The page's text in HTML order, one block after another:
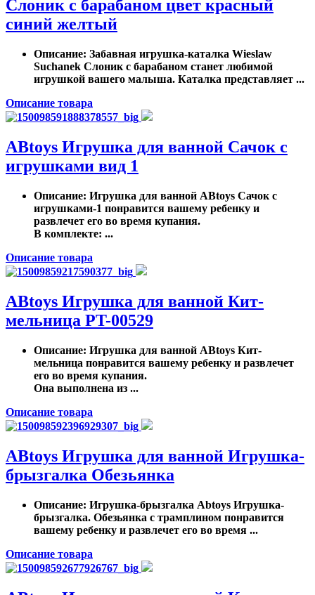
Слоник с барабаном цвет красный
синий желтый
Описание: Забавная игрушка-каталка Wieslaw
Suchanek Слоник с барабаном станет любимой
игрушкой вашего малыша. Каталка представляет ...
Описание товара
ABtoys Игрушка для ванной Сачок с
игрушками вид 1
Описание: Игрушка для ванной AВtoys Сачок с
игрушками-1 понравится вашему ребенку и
развлечет его во время купания.
В комплекте: ...
Описание товара
ABtoys Игрушка для ванной Кит-
мельница PT-00529
Описание: Игрушка для ванной ABtoys Кит-
мельница понравится вашему ребенку и развлечет
его во время купания.
Она выполнена из ...
Описание товара
ABtoys Игрушка для ванной Игрушка-
брызгалка Обезьянка
Описание: Игрушка-брызгалка Abtoys Игрушка-
брызгалка. Обезьянка с трамплином понравится
вашему ребенку и развлечет его во время ...
Описание товара